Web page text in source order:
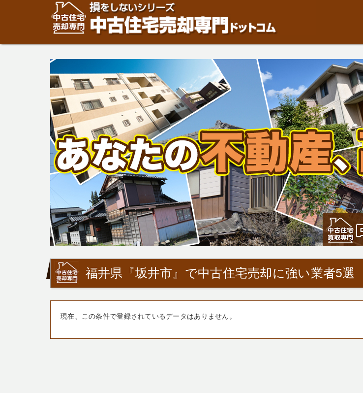
住宅・建物の「売却」は「個人」の方々が、「買取」は不動産や開発等の「業者」が物件を買います。一般的
安めの売却金額と言われています。住宅・建物の売却をご検討中の方はお気軽にご相談ください。中古住宅、
福井県『坂井市』で中古住宅売却に強い業者5選
現在、この条件で登録されているデータはありません。